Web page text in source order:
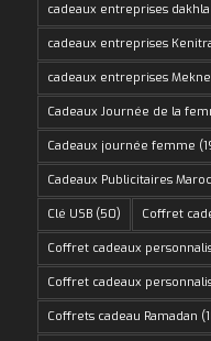
cadeaux entreprises dakhla
cadeaux entreprises
cadeaux entreprises
Cadeaux Journée de la
Cadeaux journée femme
Cadeaux Publicitaires Maroc
Clé USB(50) Coffret
Coffret cadeaux
Coffret cadeaux
Coffrets cadeau Ramadan